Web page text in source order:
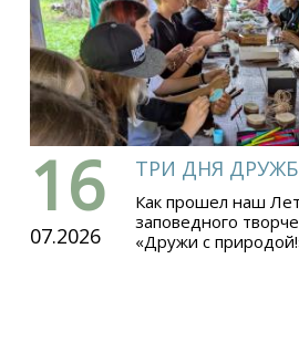
16
07.2026
ТРИ ДНЯ
Как прошел наш
заповедного
«Дружи с